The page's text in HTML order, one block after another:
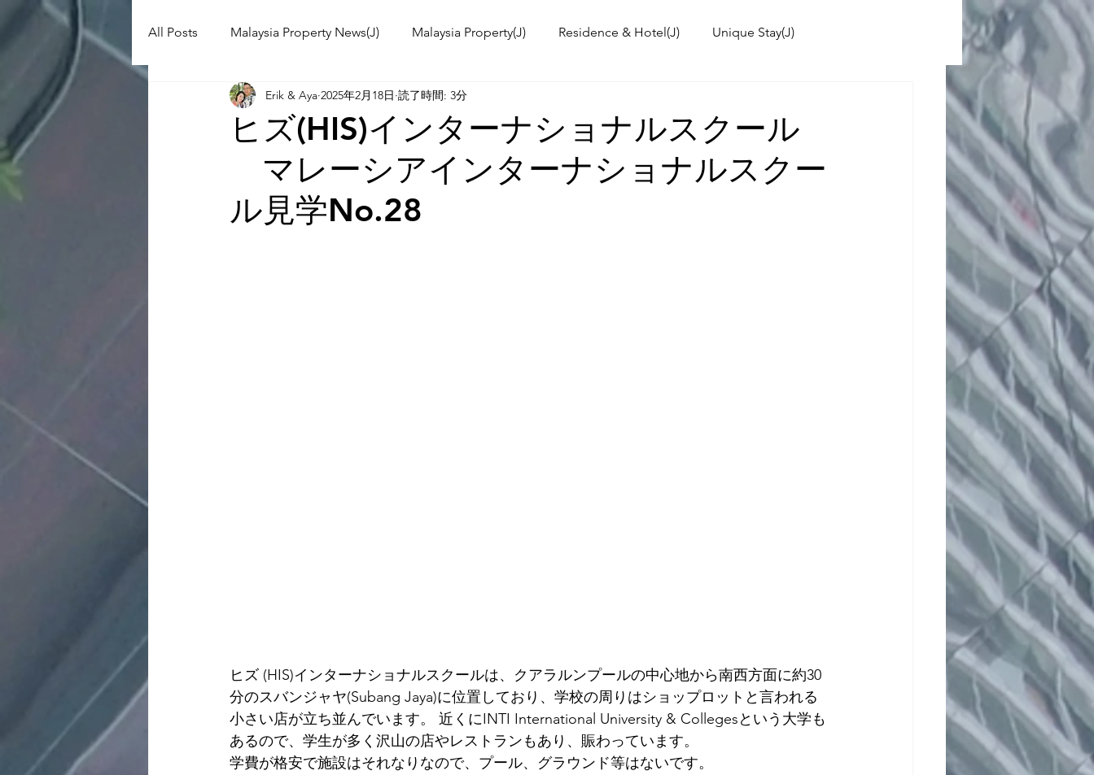
All Posts Malaysia Property News(J) Malaysia Property(J) Residence & Hotel(J) Unique Stay(J)
Aunty Aya Blog(J) Aunty Aya's kitchen(J)
Shop Informetion(J) Event Workshop(J) Event Information & News International School(J)
Language School
ヒズ(HIS)インターナショナルスクール
マレーシアインターナショナルスクー
ル見学No.28
Erik & Aya 2025年2月18日 読了時間: 3分
ヒズ (HIS)インターナショナルスクールは、クアラルンプールの中心地から南西方面に約30
分のスバンジャヤ(Subang Jaya)に位置しており、学校の周りはショップロットと言われる
小さい店が立ち並んでいます。 近くにINTI International University & Collegesという大学も
あるので、学生が多く沢山の店やレストランもあり、賑わっています。
学費が格安で施設はそれなりなので、プール、グラウンド等はないです。